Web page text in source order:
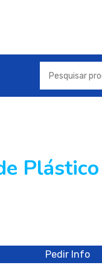
Plástico
Pedir Info